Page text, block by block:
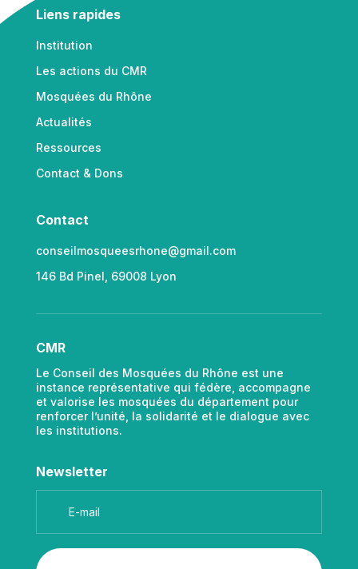
Liens rapides
Institution
Les actions du CMR
Mosquées du Rhône
Actualités
Ressources
Contact & Dons
Contact
conseilmosqueesrhone@gmail.com
146 Bd Pinel, 69008 Lyon
CMR
Le Conseil des Mosquées du Rhône est une
instance représentative qui fédère, accompagne
et valorise les mosquées du département pour
renforcer l’unité, la solidarité et le dialogue avec
les institutions.
Newsletter